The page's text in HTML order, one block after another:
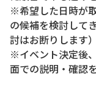
※希望した日時が
の候補を検討して
討はお断りします）
※イベント決定後
面での説明・確認